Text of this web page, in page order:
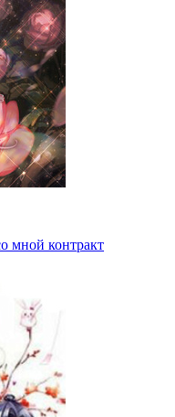
мной контракт